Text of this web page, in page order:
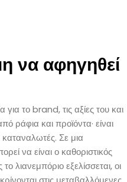
να αφηγηθεί
για το brand, τις αξίες του και
ράφια και προϊόντα· είναι
Σε μια
να είναι ο καθοριστικός
λιανεμπόριο εξελίσσεται, οι